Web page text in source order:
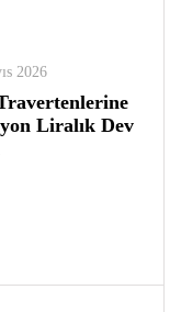
2026
Liralık Dev